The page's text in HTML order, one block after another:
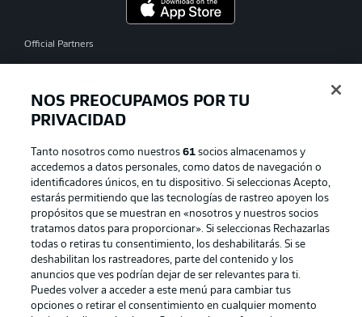
Official Partners
Publicidad Aviso legal
Gestionar las preferencias Declaracion de privacidad
Canales Trabajos
Jugadores Condiciones de uso
NOS PREOCUPAMOS POR TU
PRIVACIDAD
Tanto nosotros como nuestros61 socios almacenamos y
accedemos a datos personales, como datos de navegación o
identificadores únicos, en tu dispositivo. Si seleccionas Acepto,
estarás permitiendo que las tecnologías de rastreo apoyen los
propósitos que se muestran en «nosotros y nuestros socios
tratamos datos para proporcionar». Si seleccionas Rechazarlas
todas o retiras tu consentimiento, los deshabilitarás. Si se
deshabilitan los rastreadores, parte del contenido y los
anuncios que ves podrían dejar de ser relevantes para ti.
Puedes volver a acceder a este menú para cambiar tus
opciones o retirar el consentimiento en cualquier momento